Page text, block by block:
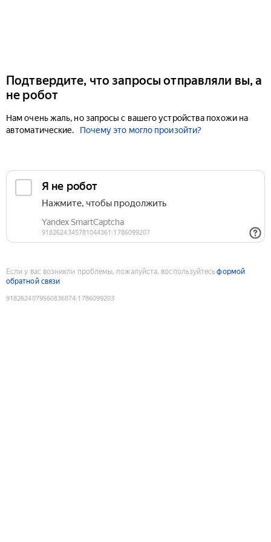
Подтвердите, что запросы отправляли вы, а
не робот
Нам очень жаль, но запросы с вашего устройства похожи на
автоматические.
Почему это могло произойти?
Если у вас возникли проблемы, пожалуйста, воспользуйтесьформой
обратной связи
9182624079560836874:1786099203